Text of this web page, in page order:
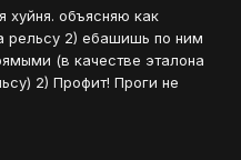
объясняю как
рельсу 2) ебашишь по ним
(в качестве эталона
2) Профит! Проги не